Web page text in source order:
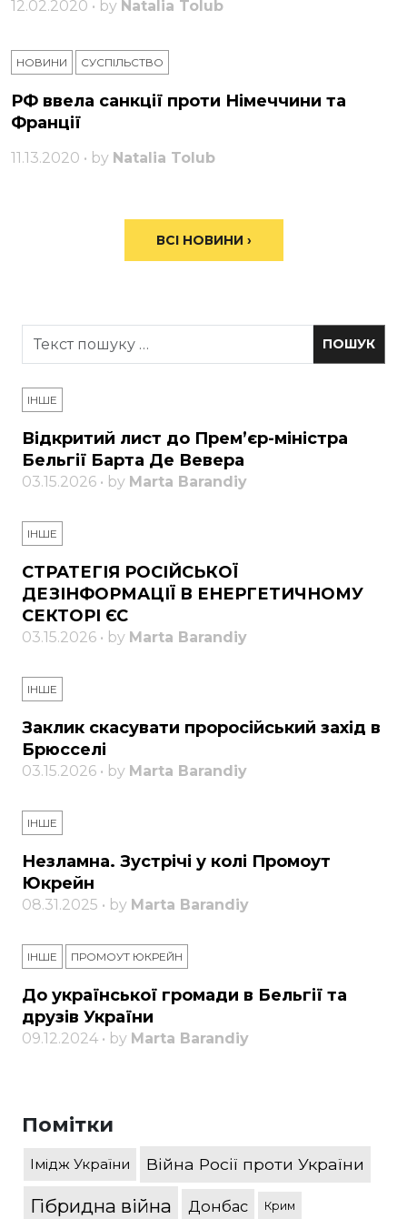
12.02.2020 • by Natalia Tolub
НОВИНИ СУСПІЛЬСТВО
РФ ввела санкції проти Німеччини та
Франції
11.13.2020 • by Natalia Tolub
ВСІ НОВИНИ ›
ІНШЕ
Відкритий лист до Прем’єр-міністра
Бельгії Барта Де Вевера
03.15.2026 • by Marta Barandiy
ІНШЕ
СТРАТЕГІЯ РОСІЙСЬКОЇ
ДЕЗІНФОРМАЦІЇ В ЕНЕРГЕТИЧНОМУ
СЕКТОРІ ЄС
03.15.2026 • by Marta Barandiy
ІНШЕ
Заклик скасувати проросійський захід в
Брюсселі
03.15.2026 • by Marta Barandiy
ІНШЕ
Незламна. Зустрічі у колі Промоут
Юкрейн
08.31.2025 • by Marta Barandiy
ІНШЕ ПРОМОУТ ЮКРЕЙН
До української громади в Бельгії та
друзів України
09.12.2024 • by Marta Barandiy
Помітки
Імідж України Війна Росії проти України
Гібридна війна Донбас Крим